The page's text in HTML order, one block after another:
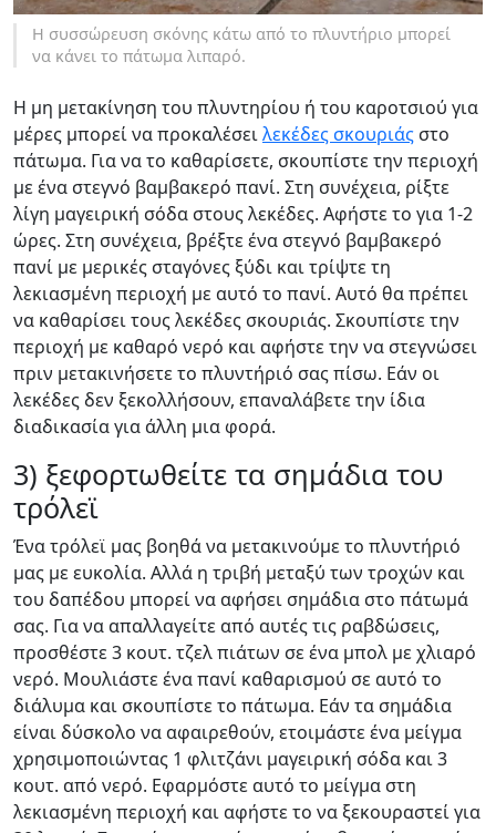
Η συσσώρευση σκόνης κάτω από το πλυντήριο μπορεί
να κάνει το πάτωμα λιπαρό.
Η μη μετακίνηση του πλυντηρίου ή του καροτσιού για
μέρες μπορεί να προκαλέσειλεκέδες σκουριάς στο
πάτωμα. Για να το καθαρίσετε, σκουπίστε την περιοχή
με ένα στεγνό βαμβακερό πανί. Στη συνέχεια, ρίξτε
λίγη μαγειρική σόδα στους λεκέδες. Αφήστε το για 1-2
ώρες. Στη συνέχεια, βρέξτε ένα στεγνό βαμβακερό
πανί με μερικές σταγόνες ξύδι και τρίψτε τη
λεκιασμένη περιοχή με αυτό το πανί. Αυτό θα πρέπει
να καθαρίσει τους λεκέδες σκουριάς. Σκουπίστε την
περιοχή με καθαρό νερό και αφήστε την να στεγνώσει
πριν μετακινήσετε το πλυντήριό σας πίσω. Εάν οι
λεκέδες δεν ξεκολλήσουν, επαναλάβετε την ίδια
διαδικασία για άλλη μια φορά.
3) ξεφορτωθείτε τα σημάδια του
τρόλεϊ
Ένα τρόλεϊ μας βοηθά να μετακινούμε το πλυντήριό
μας με ευκολία. Αλλά η τριβή μεταξύ των τροχών και
του δαπέδου μπορεί να αφήσει σημάδια στο πάτωμά
σας. Για να απαλλαγείτε από αυτές τις ραβδώσεις,
προσθέστε 3 κουτ. τζελ πιάτων σε ένα μπολ με χλιαρό
νερό. Μουλιάστε ένα πανί καθαρισμού σε αυτό το
διάλυμα και σκουπίστε το πάτωμα. Εάν τα σημάδια
είναι δύσκολο να αφαιρεθούν, ετοιμάστε ένα μείγμα
χρησιμοποιώντας 1 φλιτζάνι μαγειρική σόδα και 3
κουτ. από νερό. Εφαρμόστε αυτό το μείγμα στη
λεκιασμένη περιοχή και αφήστε το να ξεκουραστεί για